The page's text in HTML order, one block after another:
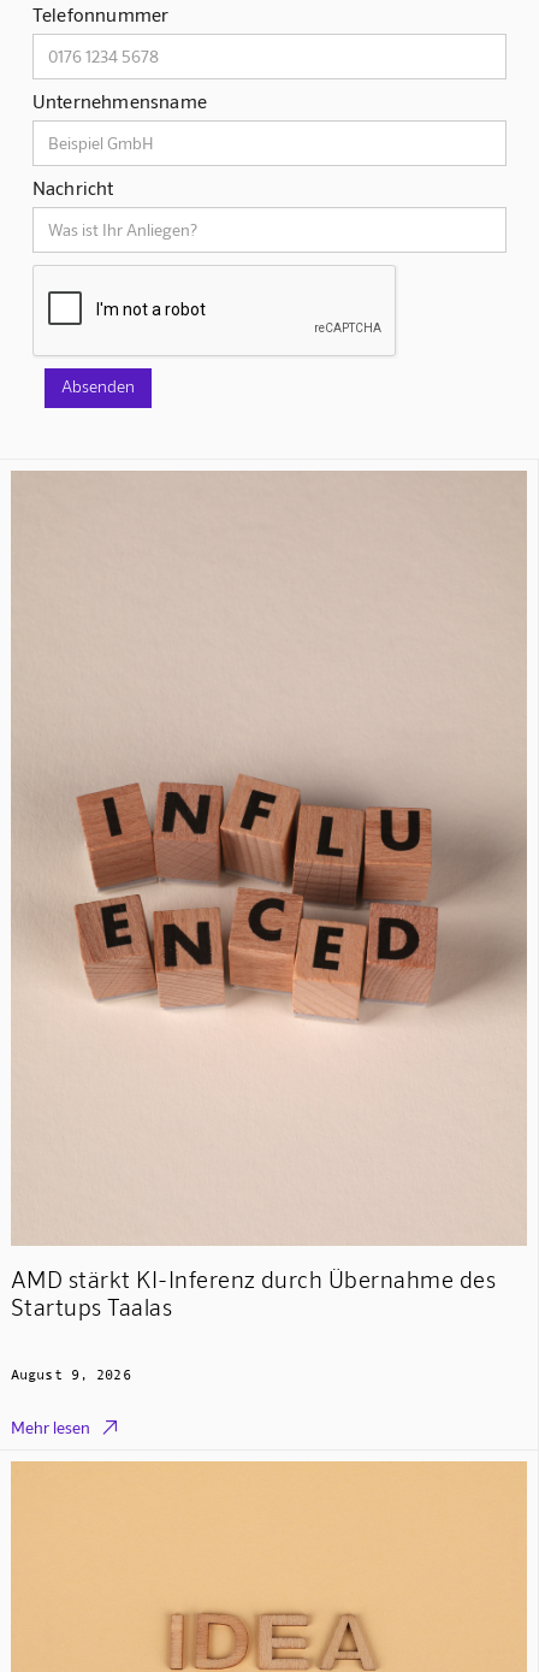
Telefonnummer
Unternehmensname
Nachricht
AMD stärkt KI-Inferenz durch Übernahme des
Startups Taalas
August 9, 2026
Mehr lesen 